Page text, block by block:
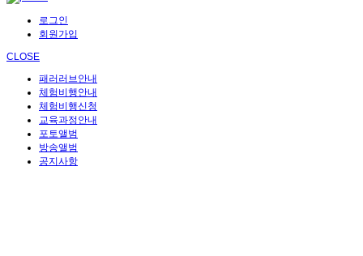
로그인
회원가입
CLOSE
패러러브안내
체험비행안내
체험비행신청
교육과정안내
포토앨범
방송앨범
공지사항